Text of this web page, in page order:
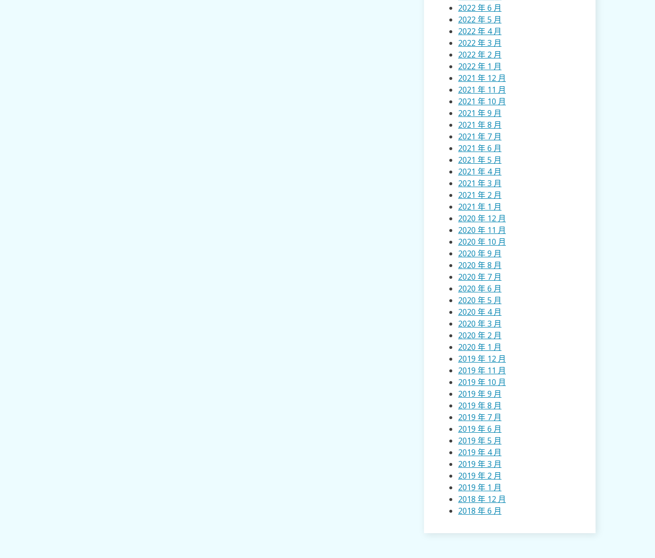
2022 年 6 月
2022 年 5 月
2022 年 4 月
2022 年 3 月
2022 年 2 月
2022 年 1 月
2021 年 12 月
2021 年 11 月
2021 年 10 月
2021 年 9 月
2021 年 8 月
2021 年 7 月
2021 年 6 月
2021 年 5 月
2021 年 4 月
2021 年 3 月
2021 年 2 月
2021 年 1 月
2020 年 12 月
2020 年 11 月
2020 年 10 月
2020 年 9 月
2020 年 8 月
2020 年 7 月
2020 年 6 月
2020 年 5 月
2020 年 4 月
2020 年 3 月
2020 年 2 月
2020 年 1 月
2019 年 12 月
2019 年 11 月
2019 年 10 月
2019 年 9 月
2019 年 8 月
2019 年 7 月
2019 年 6 月
2019 年 5 月
2019 年 4 月
2019 年 3 月
2019 年 2 月
2019 年 1 月
2018 年 12 月
2018 年 6 月